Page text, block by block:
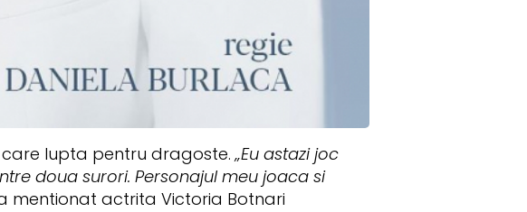
lupta pentru dragoste.„Eu astazi joc
doua surori. Personajul meu joaca si
mentionat actrita Victoria Botnari